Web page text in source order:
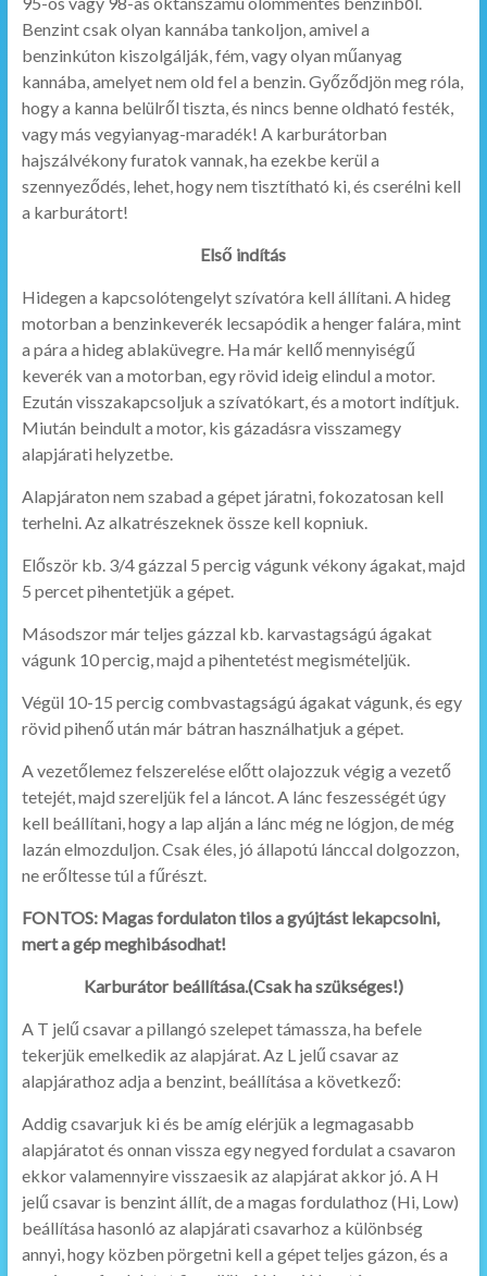
Benzint csak olyan kannába tankoljon, amivel a
benzinkúton kiszolgálják, fém, vagy olyan műanyag
kannába, amelyet nem old fel a benzin. Győződjön meg róla,
hogy a kanna belülről tiszta, és nincs benne oldható festék,
vagy más vegyianyag-maradék! A karburátorban
hajszálvékony furatok vannak, ha ezekbe kerül a
szennyeződés, lehet, hogy nem tisztítható ki, és cserélni kell
a karburátort!
Első indítás
Hidegen a kapcsolótengelyt szívatóra kell állítani. A hideg
motorban a benzinkeverék lecsapódik a henger falára, mint
a pára a hideg ablaküvegre. Ha már kellő mennyiségű
keverék van a motorban, egy rövid ideig elindul a motor.
Ezután visszakapcsoljuk a szívatókart, és a motort indítjuk.
Miután beindult a motor, kis gázadásra visszamegy
alapjárati helyzetbe.
Alapjáraton nem szabad a gépet járatni, fokozatosan kell
terhelni. Az alkatrészeknek össze kell kopniuk.
Először kb. 3/4 gázzal 5 percig vágunk vékony ágakat, majd
5 percet pihentetjük a gépet.
Másodszor már teljes gázzal kb. karvastagságú ágakat
vágunk 10 percig, majd a pihentetést megismételjük.
Végül 10-15 percig combvastagságú ágakat vágunk, és egy
rövid pihenő után már bátran használhatjuk a gépet.
A vezetőlemez felszerelése előtt olajozzuk végig a vezető
tetejét, majd szereljük fel a láncot. A lánc feszességét úgy
kell beállítani, hogy a lap alján a lánc még ne lógjon, de még
lazán elmozduljon. Csak éles, jó állapotú lánccal dolgozzon,
ne erőltesse túl a fűrészt.
FONTOS: Magas fordulaton tilos a gyújtást lekapcsolni,
mert a gép meghibásodhat!
Karburátor beállítása.(Csak ha szükséges!)
A T jelű csavar a pillangó szelepet támassza, ha befele
tekerjük emelkedik az alapjárat. Az L jelű csavar az
alapjárathoz adja a benzint, beállítása a következő:
Addig csavarjuk ki és be amíg elérjük a legmagasabb
alapjáratot és onnan vissza egy negyed fordulat a csavaron
ekkor valamennyire visszaesik az alapjárat akkor jó. A H
jelű csavar is benzint állít, de a magas fordulathoz (Hi, Low)
beállítása hasonló az alapjárati csavarhoz a különbség
annyi, hogy közben pörgetni kell a gépet teljes gázon, és a